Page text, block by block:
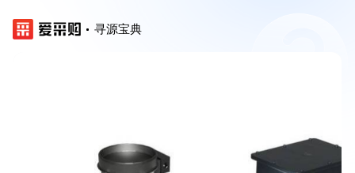
寻源宝典